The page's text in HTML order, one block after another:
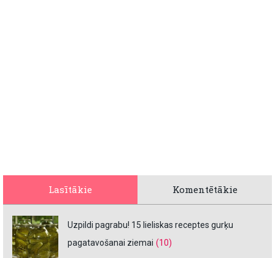
Lasītākie Komentētākie
Uzpildi pagrabu! 15 lieliskas receptes gurķu
pagatavošanai ziemai (10)